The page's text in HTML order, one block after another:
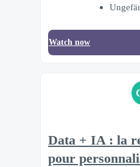
Watch now
Data + IA : la
pour